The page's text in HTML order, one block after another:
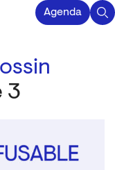
Agenda
3